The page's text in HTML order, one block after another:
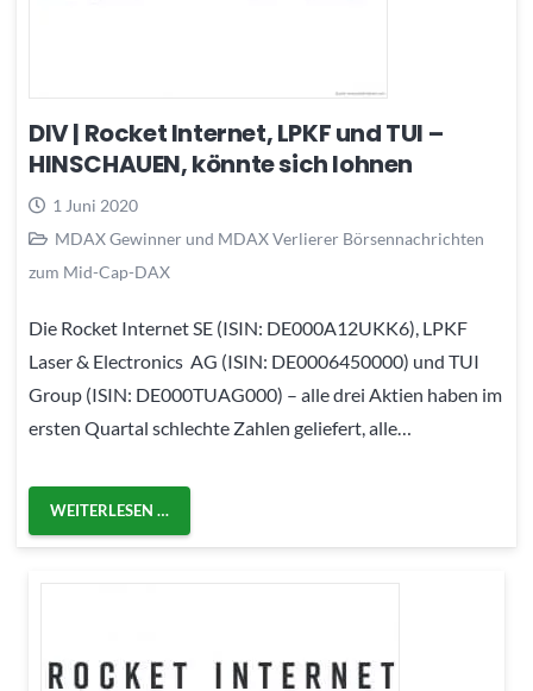
DIV | Rocket Internet, LPKF und TUI –
HINSCHAUEN, könnte sich lohnen
1 Juni 2020
MDAX Gewinner und MDAX Verlierer Börsennachrichten
zum Mid-Cap-DAX
Die Rocket Internet SE (ISIN: DE000A12UKK6), LPKF
Laser & Electronics AG (ISIN: DE0006450000) und TUI
Group (ISIN: DE000TUAG000) – alle drei Aktien haben im
ersten Quartal schlechte Zahlen geliefert, alle…
WEITERLESEN …